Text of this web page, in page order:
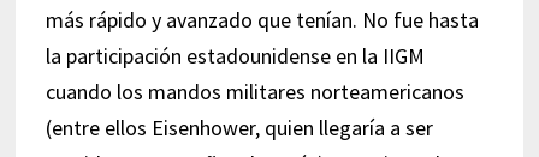
más rápido y avanzado que tenían. No fue hasta
la participación estadounidense en la IIGM
cuando los mandos militares norteamericanos
(entre ellos Eisenhower, quien llegaría a ser